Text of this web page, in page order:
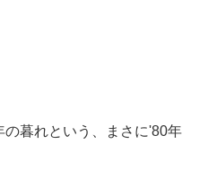
暮れという、まさに'80年